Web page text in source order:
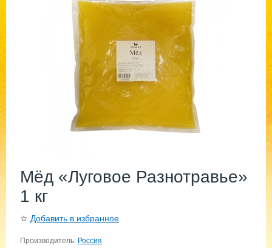
Мёд «Луговое Разнотравье»
1 кг
☆ Добавить в избранное
Производитель: Россия